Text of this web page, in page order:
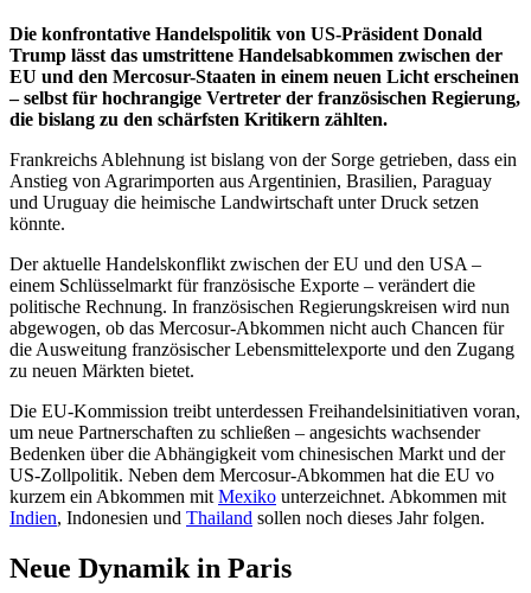
Die konfrontative Handelspolitik von US-Präsident Donald
Trump lässt das umstrittene Handelsabkommen zwischen der
EU und den Mercosur-Staaten in einem neuen Licht erscheinen
– selbst für hochrangige Vertreter der französischen Regierung,
die bislang zu den schärfsten Kritikern zählten.
Frankreichs Ablehnung ist bislang von der Sorge getrieben, dass ein
Anstieg von Agrarimporten aus Argentinien, Brasilien, Paraguay
und Uruguay die heimische Landwirtschaft unter Druck setzen
könnte.
Der aktuelle Handelskonflikt zwischen der EU und den USA –
einem Schlüsselmarkt für französische Exporte – verändert die
politische Rechnung. In französischen Regierungskreisen wird nun
abgewogen, ob das Mercosur-Abkommen nicht auch Chancen für
die Ausweitung französischer Lebensmittelexporte und den Zugang
zu neuen Märkten bietet.
Die EU-Kommission treibt unterdessen Freihandelsinitiativen voran,
um neue Partnerschaften zu schließen – angesichts wachsender
Bedenken über die Abhängigkeit vom chinesischen Markt und der
US-Zollpolitik. Neben dem Mercosur-Abkommen hat die EU vo
kurzem ein Abkommen mit Mexiko unterzeichnet. Abkommen mit
Indien, Indonesien und Thailand sollen noch dieses Jahr folgen.
Neue Dynamik in Paris